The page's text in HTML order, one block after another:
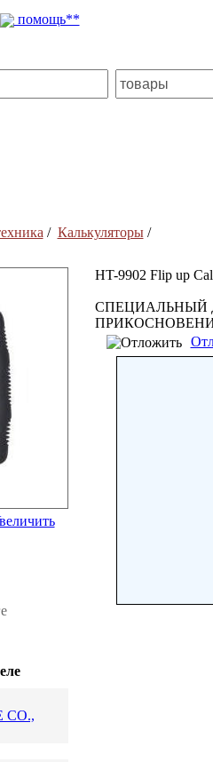
помощь**
/ Калькуляторы/
CO.,
HT-9902 Flip up
СПЕЦИАЛЬНЫЙ